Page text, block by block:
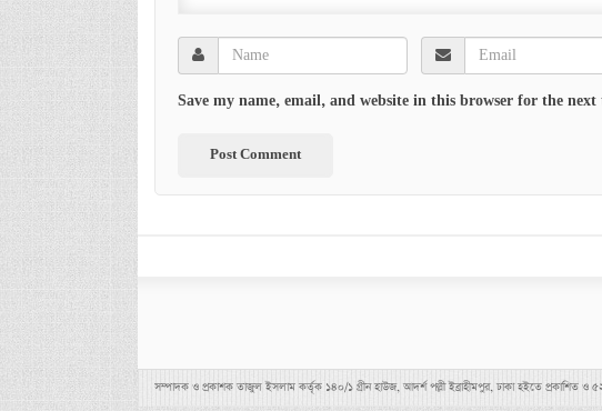
Save my name, email, and website in this browser for the
সম্পাদক ও প্রকাশক তাজুল ইসলাম কর্তৃক ১৪০/১ গ্রীন হাউজ, আদর্শ পল্লী ইব্রাহীমপুর, ঢাকা হইতে